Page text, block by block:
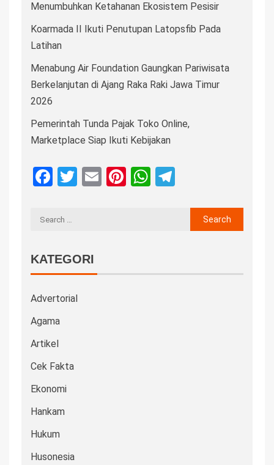
Menumbuhkan Ketahanan Ekosistem Pesisir
Koarmada II Ikuti Penutupan Latopsfib Pada
Latihan
Menabung Air Foundation Gaungkan Pariwisata
Berkelanjutan di Ajang Raka Raki Jawa Timur
2026
Pemerintah Tunda Pajak Toko Online,
Marketplace Siap Ikuti Kebijakan
Facebook
Twitter
EmailPinterest
WhatsApp
KATEGORI
Advertorial
Agama
Artikel
Cek Fakta
Ekonomi
Hankam
Hukum
Husonesia